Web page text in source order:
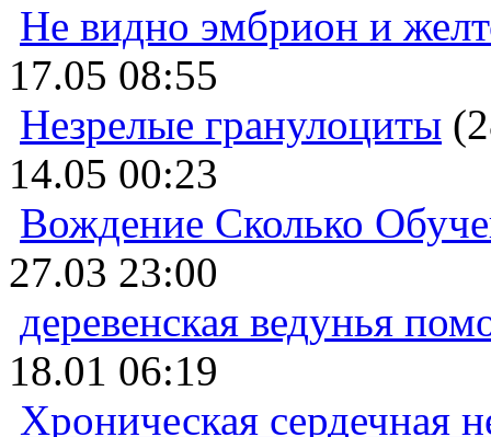
Не видно эмбрион и
17.05 08:55
Незрелые гранулоциты
14.05 00:23
Вождение Сколько
27.03 23:00
деревенская ведунья
18.01 06:19
Хроническая сердечная